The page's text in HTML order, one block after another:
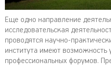
Еще одно направление
исследовательская
проводятся научно-
института имеют возможность
профессиональных форумов.